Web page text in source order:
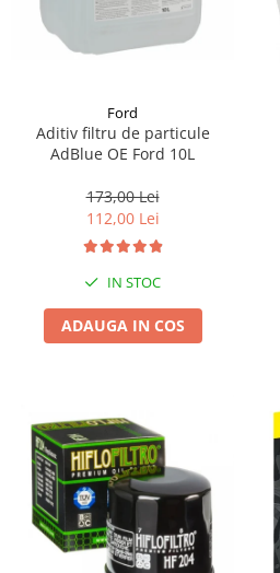
Ford
Aditiv filtru de particule
AdBlue OE Ford 10L
173,00 Lei
112,00 Lei
IN STOC
ADAUGA IN COS